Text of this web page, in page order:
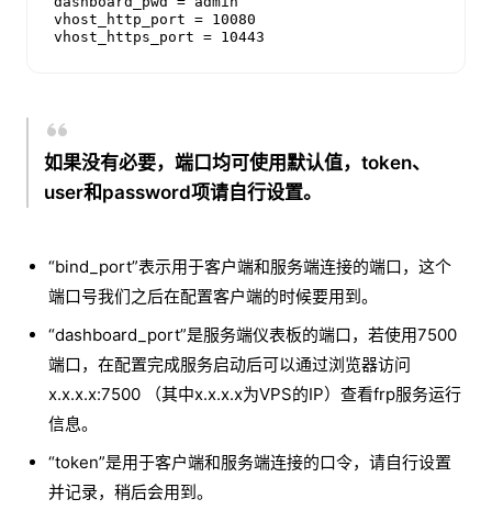
vhost_http_port = 10080
如果没有必要，端口均可使用默认值，token、
user和password项请自行设置。
“bind_port”表示用于客户端和服务端连接的端口，这个
端口号我们之后在配置客户端的时候要用到。
“dashboard_port”是服务端仪表板的端口，若使用7500
端口，在配置完成服务启动后可以通过浏览器访问
x.x.x.x:7500 （其中x.x.x.x为VPS的IP）查看frp服务运行
信息。
“token”是用于客户端和服务端连接的口令，请自行设置
并记录，稍后会用到。